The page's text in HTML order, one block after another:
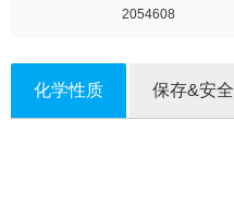
2054608
化学性质 保存&安全